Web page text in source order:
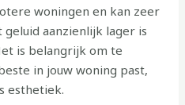
woningen en kan zeer
aanzienlijk lager is
is belangrijk om te
in jouw woning past,
esthetiek.